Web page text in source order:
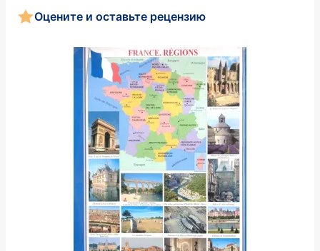
Оцените и оставьте рецензию